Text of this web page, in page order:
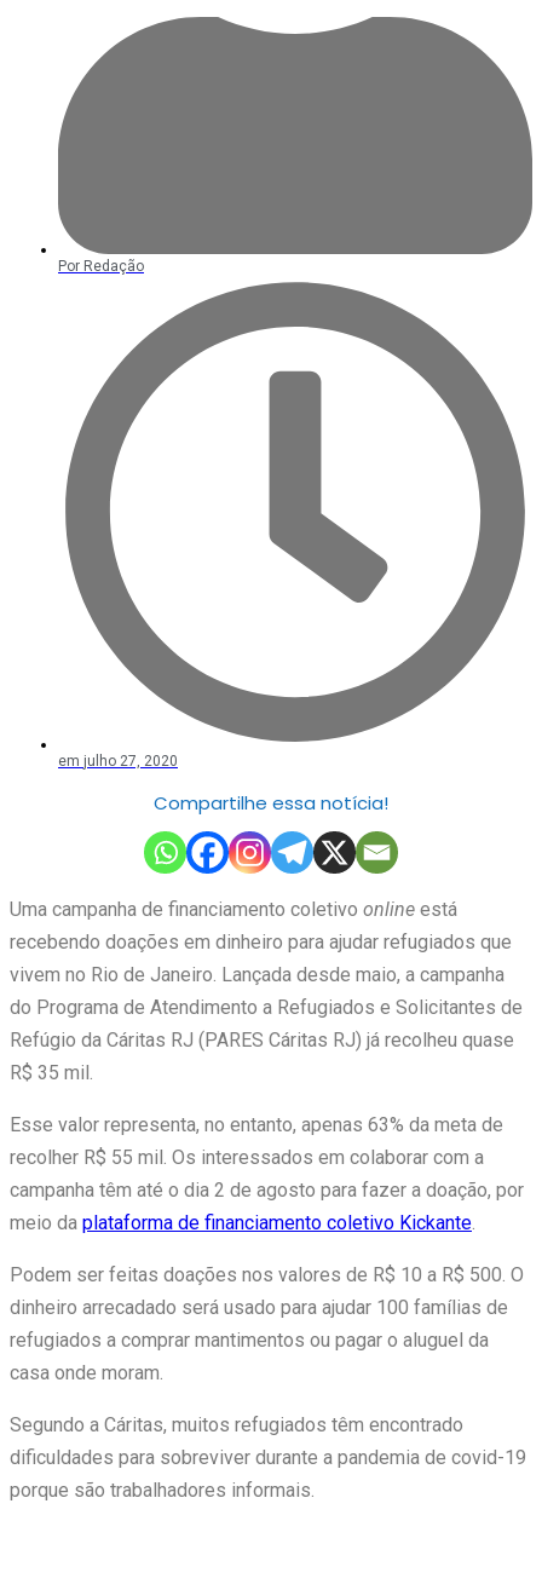
Por Redação
em julho 27, 2020
Compartilhe essa notícia!
Uma campanha de financiamento coletivo online está
recebendo doações em dinheiro para ajudar refugiados que
vivem no Rio de Janeiro. Lançada desde maio, a campanha
do Programa de Atendimento a Refugiados e Solicitantes de
Refúgio da Cáritas RJ (PARES Cáritas RJ) já recolheu quase
R$ 35 mil.
Esse valor representa, no entanto, apenas 63% da meta de
recolher R$ 55 mil. Os interessados em colaborar com a
campanha têm até o dia 2 de agosto para fazer a doação, por
meio da plataforma de financiamento coletivo Kickante.
Podem ser feitas doações nos valores de R$ 10 a R$ 500. O
dinheiro arrecadado será usado para ajudar 100 famílias de
refugiados a comprar mantimentos ou pagar o aluguel da
casa onde moram.
Segundo a Cáritas, muitos refugiados têm encontrado
dificuldades para sobreviver durante a pandemia de covid-19
porque são trabalhadores informais.